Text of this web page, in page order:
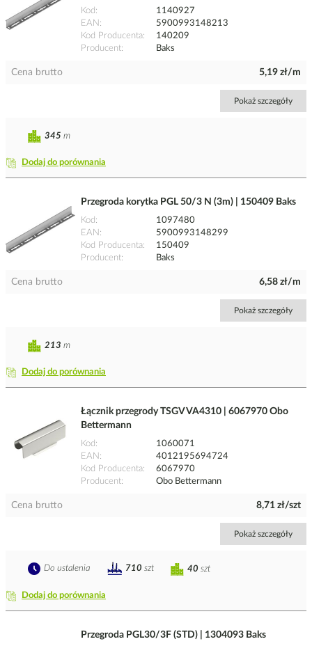
Kod
1140927
EAN
5900993148213
Kod Producenta
140209
Producent
Baks
Cena brutto 5,19 zł/m
Pokaż szczegóły
Dodaj do porównania
345 m
Przegroda korytka PGL 50/3 N (3m) | 150409 Baks
Kod
1097480
EAN
5900993148299
Kod Producenta
150409
Producent
Baks
Cena brutto 6,58 zł/m
Pokaż szczegóły
Dodaj do porównania
213 m
Łącznik przegrody TSGV VA4310 | 6067970 Obo
Bettermann
Kod
1060071
EAN
4012195694724
Kod Producenta
6067970
Producent
Obo Bettermann
Cena brutto 8,71 zł/szt
Pokaż szczegóły
Dodaj do porównania
40 szt
Do ustalenia 710 szt
Przegroda PGL30/3F (STD) | 1304093 Baks